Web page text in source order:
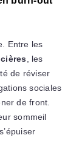
Entre les
, les
de réviser
sociales
de front.
sommeil